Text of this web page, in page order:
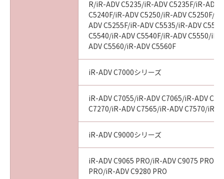
R/iR-ADV C5235/iR-ADV C5235F/iR-ADV
C5240F/iR-ADV C5250/iR-ADV C5250F/
ADV C5255F/iR-ADV C5535/iR-ADV
C5540/iR-ADV C5540F/iR-ADV C5550/iR-
ADV C5560/iR-ADV C5560F
iR-ADV C7000シリーズ
iR-ADV C7055/iR-ADV C7065/iR-ADV
C7270/iR-ADV C7565/iR-ADV C7570/iR-
iR-ADV C9000シリーズ
iR-ADV C9065 PRO/iR-ADV C9075 PRO/
PRO/iR-ADV C9280 PRO